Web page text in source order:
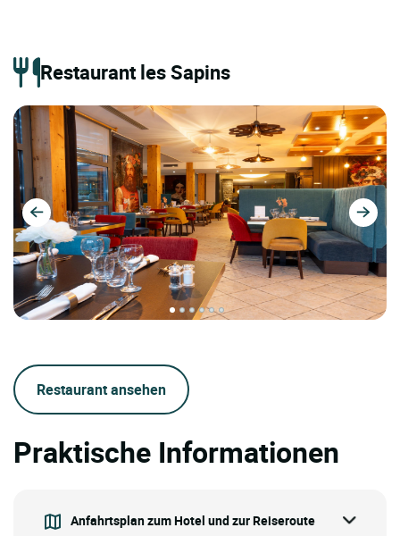
Restaurant les Sapins
Restaurant ansehen
Praktische Informationen
Anfahrtsplan zum Hotel und zur Reiseroute